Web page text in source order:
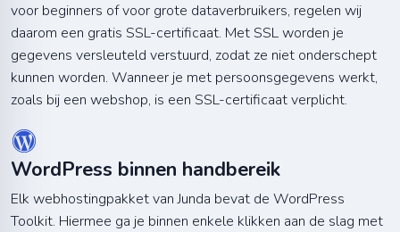
voor beginners of voor grote dataverbruikers, regelen wij
daarom een gratis SSL-certificaat. Met SSL worden je
gegevens versleuteld verstuurd, zodat ze niet onderschept
kunnen worden. Wanneer je met persoonsgegevens werkt,
zoals bij een webshop, is een SSL-certificaat verplicht.
WordPress binnen handbereik
Elk webhostingpakket van Junda bevat de WordPress
Toolkit. Hiermee ga je binnen enkele klikken aan de slag met